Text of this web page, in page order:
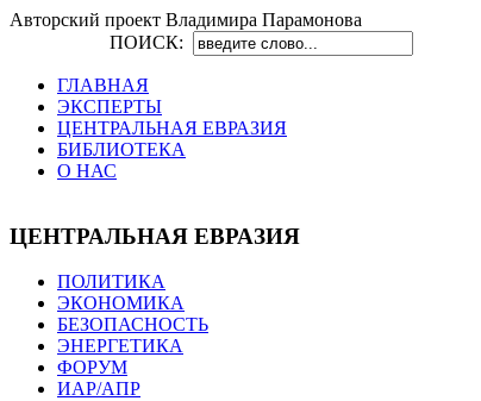
Авторский проект Владимира Парамонова
ПОИСК:
ГЛАВНАЯ
ЭКСПЕРТЫ
ЦЕНТРАЛЬНАЯ ЕВРАЗИЯ
БИБЛИОТЕКА
О НАС
ЦЕНТРАЛЬНАЯ ЕВРАЗИЯ
ПОЛИТИКА
ЭКОНОМИКА
БЕЗОПАСНОСТЬ
ЭНЕРГЕТИКА
ФОРУМ
ИАР/АПР